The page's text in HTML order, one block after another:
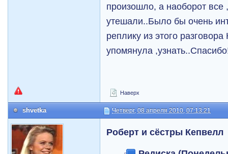
произошло, а наоборот
утешали..Было бы очень
реплику из этого
упомянула
Наверх
shvetka Четверг, 08 апреля 2010, 07:13:21
Роберт и сёстры Кепвелл